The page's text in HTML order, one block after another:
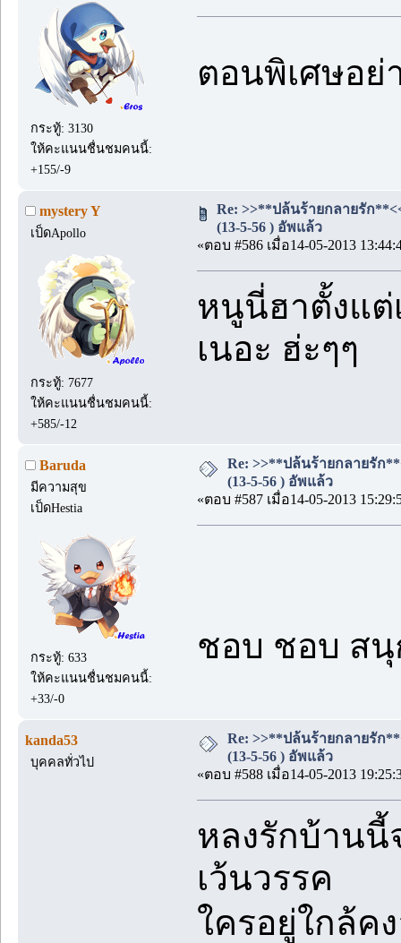
กระทู้: 3130
ให้คะแนนชื่นชมคนนี้:
+155/-9
ตอนพิเศษอย่
mystery Y
เป็ดApollo
กระทู้: 7677
ให้คะแนนชื่นชมคนนี้:
+585/-12
Re: >>**ปล้นร้ายกลายรัก
(13-5-56 ) อัพแล้ว
«ตอบ #586 เมื่อ14-05-2013
หนูนี่ฮาตั้งแต่
เนอะ ฮ่ะๆๆ
Baruda
มีความสุข
เป็ดHestia
กระทู้: 633
ให้คะแนนชื่นชมคนนี้:
+33/-0
Re: >>**ปล้นร้ายกลายรัก
(13-5-56 ) อัพแล้ว
«ตอบ #587 เมื่อ14-05-2013
ชอบ ชอบ
kanda53
บุคคลทั่วไป
Re: >>**ปล้นร้ายกลายรัก
(13-5-56 ) อัพแล้ว
«ตอบ #588 เมื่อ14-05-2013
หลงรักบ้าน
เว้นวรรค
ใครอยู่ใกล้ค